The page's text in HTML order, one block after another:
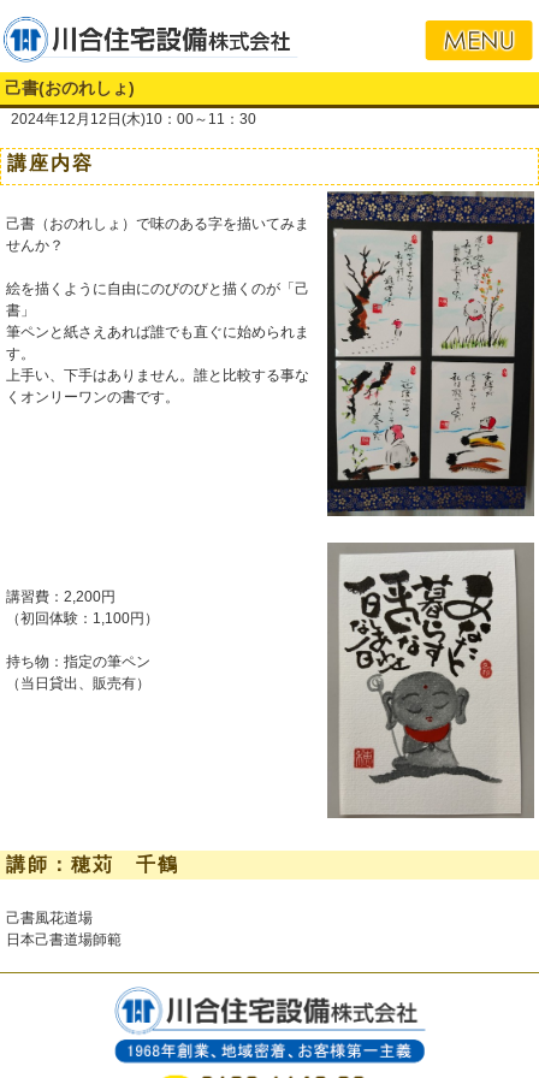
己書(おのれしょ)
2024年12月12日(木)10：00～11：30
講座内容
己書（おのれしょ）で味のある字を描いてみま
せんか？
絵を描くように自由にのびのびと描くのが「己
書」
筆ペンと紙さえあれば誰でも直ぐに始められま
す。
上手い、下手はありません。誰と比較する事な
くオンリーワンの書です。
講習費：2,200円
（初回体験：1,100円）
持ち物：指定の筆ペン
（当日貸出、販売有）
講師：穂苅 千鶴
己書風花道場
日本己書道場師範